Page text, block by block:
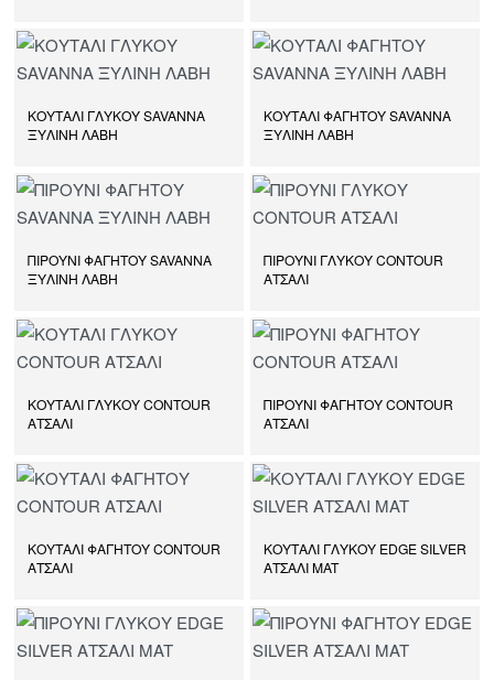
ΚΟΥΤΑΛΙ ΓΛΥΚΟΥ SAVANNA
ΞΥΛΙΝΗ ΛΑΒΗ
ΚΟΥΤΑΛΙ ΦΑΓΗΤΟΥ SAVANNA
ΞΥΛΙΝΗ ΛΑΒΗ
ΠΙΡΟΥΝΙ ΦΑΓΗΤΟΥ SAVANNA
ΞΥΛΙΝΗ ΛΑΒΗ
ΠΙΡΟΥΝΙ ΓΛΥΚΟΥ CONTOUR
ΑΤΣΑΛΙ
ΚΟΥΤΑΛΙ ΓΛΥΚΟΥ CONTOUR
ΑΤΣΑΛΙ
ΠΙΡΟΥΝΙ ΦΑΓΗΤΟΥ CONTOUR
ΑΤΣΑΛΙ
ΚΟΥΤΑΛΙ ΦΑΓΗΤΟΥ CONTOUR
ΑΤΣΑΛΙ
ΚΟΥΤΑΛΙ ΓΛΥΚΟΥ EDGE SILVER
ΑΤΣΑΛΙ MAT